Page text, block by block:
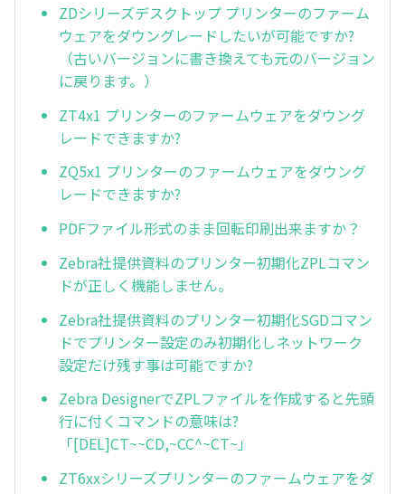
ZDシリーズデスクトップ プリンターのファーム
ウェアをダウングレードしたいが可能ですか?
（古いバージョンに書き換えても元のバージョン
に戻ります。）
ZT4x1 プリンターのファームウェアをダウング
レードできますか?
ZQ5x1 プリンターのファームウェアをダウング
レードできますか?
PDFファイル形式のまま回転印刷出来ますか？
Zebra社提供資料のプリンター初期化ZPLコマン
ドが正しく機能しません。
Zebra社提供資料のプリンター初期化SGDコマン
ドでプリンター設定のみ初期化しネットワーク
設定だけ残す事は可能ですか?
Zebra DesignerでZPLファイルを作成すると先頭
行に付くコマンドの意味は?
「[DEL]CT~~CD,~CC^~CT~」
ZT6xxシリーズプリンターのファームウェアをダ